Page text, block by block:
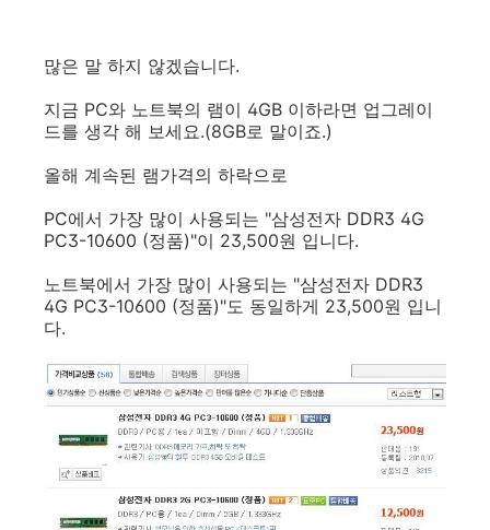
많은 말 하지 않겠습니다.
지금 PC와 노트북의 램이 4GB 이하라면 업그레이
드를 생각 해 보세요.(8GB로 말이죠.)
올해 계속된 램가격의 하락으로
PC에서 가장 많이 사용되는 "삼성전자 DDR3 4G
PC3-10600 (정품)"이 23,500원 입니다.
노트북에서 가장 많이 사용되는 "삼성전자 DDR3
4G PC3-10600 (정품)"도 동일하게 23,500원 입니
다.